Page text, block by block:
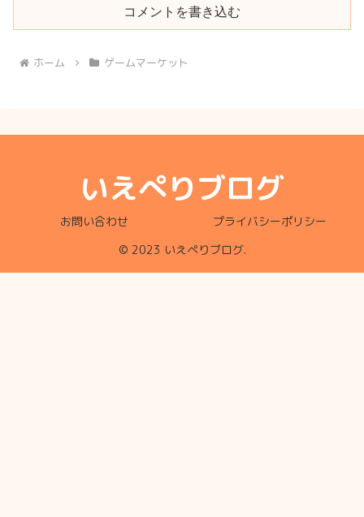
コメントを書き込む
ホーム ゲームマーケット
いえぺりブログ
お問い合わせ
プライバシーポリシー
© 2023 いえぺりブログ.